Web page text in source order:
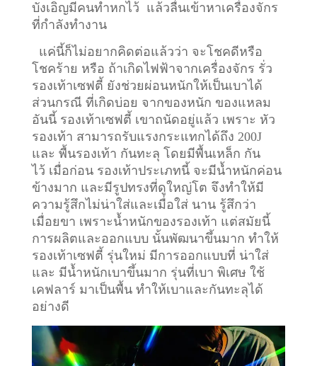
บังเอิญมีคนทำหกไว้ แล้วลื่นเข้าหาเครื่องจักร
ที่กำลังทำงาน
แค่นี้ก็ไม่อยากคิดต่อแล้วว่า จะโชคดีหรือ
โชคร้าย หรือ ถ้าเกิดไฟฟ้าจากเครื่องจักร รั่ว
รองเท้าเซฟตี้ ยังช่วยผ่อนหนักให้เป็นเบาได้
ส่วนกรณี ที่เกิดบ่อย จากของหนัก ของแหลม
อันนี้ รองเท้าเซฟตี้ เขาถนัดอยู่แล้ว เพราะ หัว
รองเท้า สามารถรับแรงกระแทกได้ถึง 200J
และ พื้นรองเท้า กันทะลุ โดยมีพื้นเหล็ก กัน
ไว้ เมื่อก่อน รองเท้าประเภทนี้ จะมีน้ำหนักค่อน
ข้างมาก และมีรูปทรงที่ดูใหญ่โต จึงทำให้มี
ความรู้สึกไม่น่าใส่และเมื่อใส่ นาน รู้สึกว่า
เมื่อยขา เพราะน้ำหนักของรองเท้า แต่สมัยนี้
การผลิตและออกแบบ นั้นพัฒนาขึ้นมาก ทำให้
รองเท้าเซฟตี้ รุ่นใหม่ มีการออกแบบที่ น่าใส่
และ มีน้ำหนักเบาขึ้นมาก รุ่นที่เบา พิเศษ ใช้
เคฟลาร์ มาเป็นพื้น ทำให้เบาและกันทะลุได้
อย่างดี